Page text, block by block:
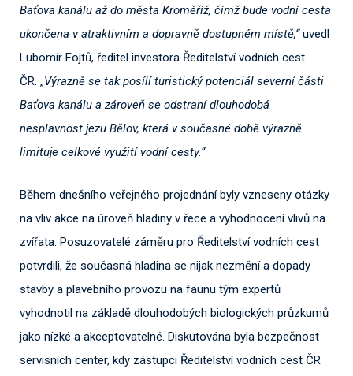
Baťova kanálu až do města Kroměříž, čímž bude vodní cesta
ukončena v atraktivním a dopravně dostupném místě,“uvedl
Lubomír Fojtů, ředitel investora Ředitelství vodních cest
ČR. „Výrazně se tak posílí turistický potenciál severní části
Baťova kanálu a zároveň se odstraní dlouhodobá
nesplavnost jezu Bělov, která v současné době výrazně
limituje celkové využití vodní cesty.“
Během dnešního veřejného projednání byly vzneseny otázky
na vliv akce na úroveň hladiny v řece a vyhodnocení vlivů na
zvířata. Posuzovatelé záměru pro Ředitelství vodních cest
potvrdili, že současná hladina se nijak nezmění a dopady
stavby a plavebního provozu na faunu tým expertů
vyhodnotil na základě dlouhodobých biologických průzkumů
jako nízké a akceptovatelné. Diskutována byla bezpečnost
servisních center, kdy zástupci Ředitelství vodních cest ČR